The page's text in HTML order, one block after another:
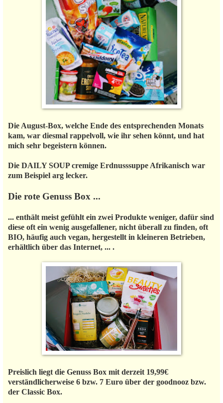
Die August-Box, welche Ende des entsprechenden Monats
kam, war diesmal rappelvoll, wie ihr sehen könnt, und hat
mich sehr begeistern können.
Die DAILY SOUP cremige Erdnusssuppe Afrikanisch war
zum Beispiel arg lecker.
Die rote Genuss Box ...
... enthält meist gefühlt ein zwei Produkte weniger, dafür sind
diese oft ein wenig ausgefallener, nicht überall zu finden, oft
BIO, häufig auch vegan, hergestellt in kleineren Betrieben,
erhältlich über das Internet, ... .
Preislich liegt die Genuss Box mit derzeit 19,99€
verständlicherweise 6 bzw. 7 Euro über der goodnooz bzw.
der Classic Box.